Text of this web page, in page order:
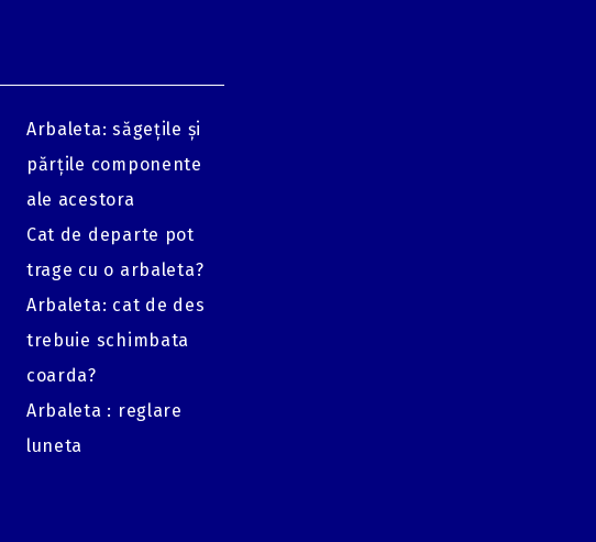
Arbaleta: săgețile și
părțile componente
ale acestora
Cat de departe pot
trage cu o arbaleta?
Arbaleta: cat de des
trebuie schimbata
coarda?
Arbaleta : reglare
luneta